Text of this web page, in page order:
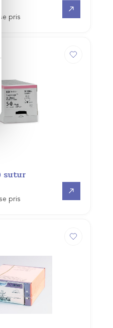
pris
sutur
pris